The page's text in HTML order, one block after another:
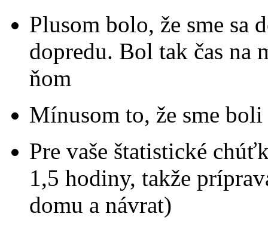
Plusom bolo, že sme
dopredu. Bol tak čas na
ňom
Mínusom to, že sme
Pre vaše štatistické
1,5 hodiny, takže
domu a návrat)